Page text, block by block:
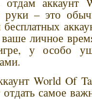
руки – это
ваше личное
у особо
World Of
самое